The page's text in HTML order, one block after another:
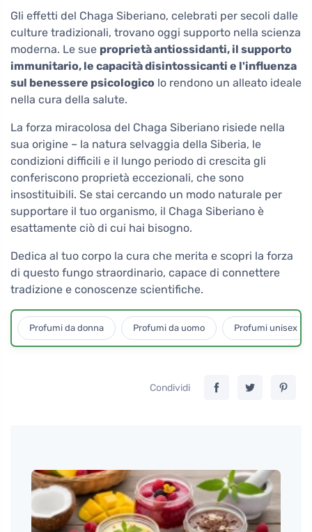
Gli effetti del Chaga Siberiano, celebrati per secoli dalle
culture tradizionali, trovano oggi supporto nella scienza
moderna. Le sue proprietà antiossidanti, il supporto
immunitario, le capacità disintossicanti e l'influenza
sul benessere psicologico lo rendono un alleato ideale
nella cura della salute.
La forza miracolosa del Chaga Siberiano risiede nella
sua origine – la natura selvaggia della Siberia, le
condizioni difficili e il lungo periodo di crescita gli
conferiscono proprietà eccezionali, che sono
insostituibili. Se stai cercando un modo naturale per
supportare il tuo organismo, il Chaga Siberiano è
esattamente ciò di cui hai bisogno.
Dedica al tuo corpo la cura che merita e scopri la forza
di questo fungo straordinario, capace di connettere
tradizione e conoscenze scientifiche.
Profumi da donna Profumi da uomo Profumi unisex
Condividi